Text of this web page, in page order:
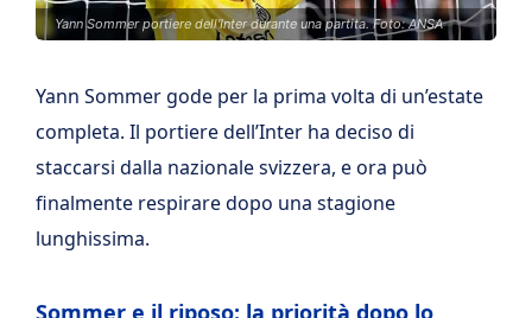
Yann Sommer portiere dell'Inter durante una partita. Foto: ANSA
Yann Sommer gode per la prima volta di un’estate
completa. Il portiere dell’Inter ha deciso di
staccarsi dalla nazionale svizzera, e ora può
finalmente respirare dopo una stagione
lunghissima.
Sommer e il riposo: la priorità dopo lo